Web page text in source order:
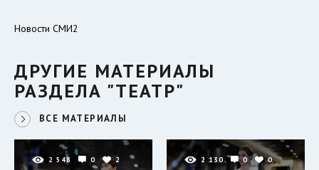
Новости СМИ2
ДРУГИЕ МАТЕРИАЛЫ
РАЗДЕЛА "ТЕАТР"
ВСЕ МАТЕРИАЛЫ
2 548 0 2 2 130 0 0